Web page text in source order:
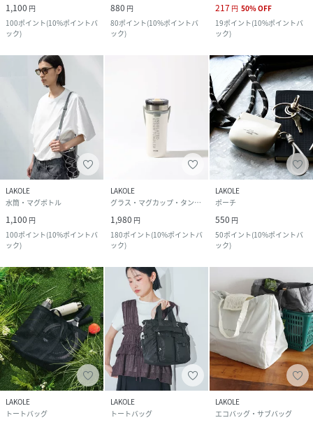
1,100 円
100ポイント(10%ポイントバ
ック)
880 円
80ポイント(10%ポイントバ
ック)
217 円 50%OFF
19ポイント(10%ポイントバ
ック)
LAKOLE
水筒・マグボトル
1,100 円
100ポイント(10%ポイントバ
ック)
LAKOLE
グラス・マグカップ・タンブラー
1,980 円
180ポイント(10%ポイントバ
ック)
LAKOLE
ポーチ
550 円
50ポイント(10%ポイントバ
ック)
LAKOLE
トートバッグ
LAKOLE
トートバッグ
LAKOLE
エコバッグ・サブバッグ